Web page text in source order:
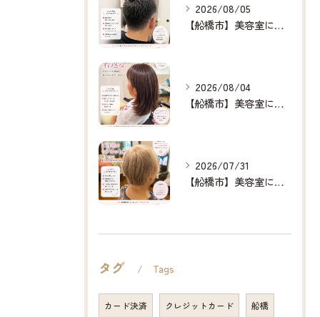
2026/08/05
【船橋市】美容室に行けない…をなくしたい✂️✨
2026/08/04
【船橋市】美容室に行けない…をなくしたい✂️✨
2026/07/31
【船橋市】美容室に行けない…をなくしたい✂️✨
タグ Tags
カード決済 クレジットカード 船橋